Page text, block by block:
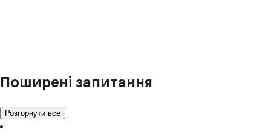
Поширені запитання
Розгорнути все